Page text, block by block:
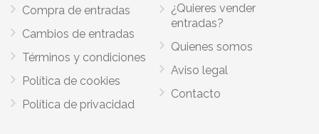
Compra de entradas
Cambios de entradas
Términos y condiciones
Política de cookies
Política de privacidad
¿Quieres vender
entradas?
Quienes somos
Aviso legal
Contacto